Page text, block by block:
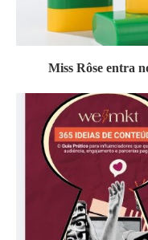
Miss Rôse entra